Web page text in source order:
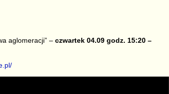
aglomeracji” – czwartek 04.09 godz. 15:20 –